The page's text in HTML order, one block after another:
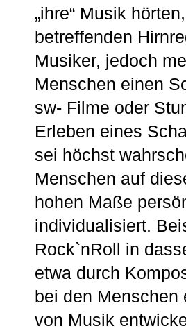
„ihre“ Musik
betreffenden
Musiker, jedoch
Menschen einen
sw- Filme oder
Erleben eines
sei höchst
Menschen auf
hohen Maße
individualisiert.
Rock`nRoll in
etwa durch
bei den Menschen
von Musik